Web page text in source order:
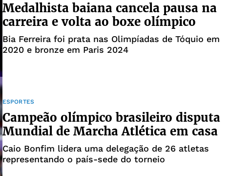
Medalhista baiana cancela pausa na
carreira e volta ao boxe olímpico
Bia Ferreira foi prata nas Olimpíadas de Tóquio em
2020 e bronze em Paris 2024
ESPORTES
Campeão olímpico brasileiro disputa
Mundial de Marcha Atlética em casa
Caio Bonfim lidera uma delegação de 26 atletas
representando o país-sede do torneio